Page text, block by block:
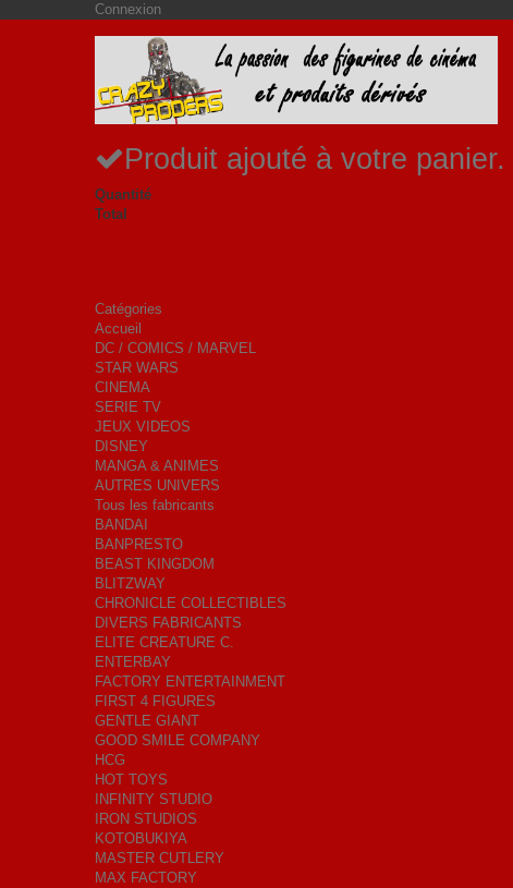
Connexion
Produit ajouté à votre panier.
Quantité
Total
Catégories
Accueil
DC / COMICS / MARVEL
STAR WARS
CINEMA
SERIE TV
JEUX VIDEOS
DISNEY
MANGA & ANIMES
AUTRES UNIVERS
Tous les fabricants
BANDAI
BANPRESTO
BEAST KINGDOM
BLITZWAY
CHRONICLE COLLECTIBLES
DIVERS FABRICANTS
ELITE CREATURE C.
ENTERBAY
FACTORY ENTERTAINMENT
FIRST 4 FIGURES
GENTLE GIANT
GOOD SMILE COMPANY
HCG
HOT TOYS
INFINITY STUDIO
IRON STUDIOS
KOTOBUKIYA
MASTER CUTLERY
MAX FACTORY